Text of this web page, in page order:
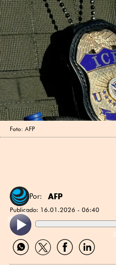
Foto: AFP
Por: AFP
Publicado: 16.01.2026 - 06:40
Compartir
por
Compartir
por
Compartir
por
Compartir
por